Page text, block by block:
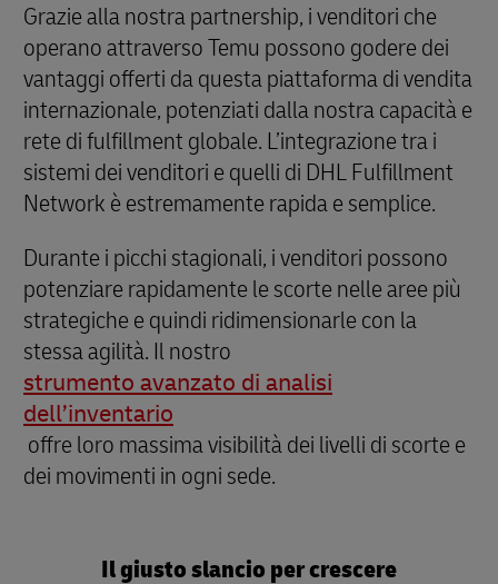
Grazie alla nostra partnership, i venditori che
operano attraverso Temu possono godere dei
vantaggi offerti da questa piattaforma di vendita
internazionale, potenziati dalla nostra capacità e
rete di fulfillment globale. L’integrazione tra i
sistemi dei venditori e quelli di DHL Fulfillment
Network è estremamente rapida e semplice.
Durante i picchi stagionali, i venditori possono
potenziare rapidamente le scorte nelle aree più
strategiche e quindi ridimensionarle con la
stessa agilità. Il nostro
strumento avanzato di analisi
dell’inventario
offre loro massima visibilità dei livelli di scorte e
dei movimenti in ogni sede.
Il giusto slancio per crescere